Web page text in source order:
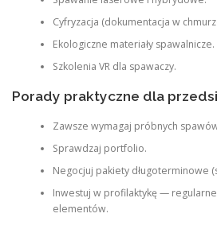
Cyfryzacja (dokumentacja w
Ekologiczne materiały spawalnicze.
Szkolenia VR dla spawaczy.
Porady praktyczne dla
Zawsze wymagaj próbnych
Sprawdzaj portfolio.
Negocjuj pakiety długoterminowe
Inwestuj w profilaktykę —
elementów.